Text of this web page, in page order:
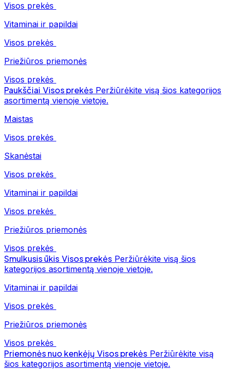
Visos prekės
Vitaminai ir papildai
Visos prekės
Priežiūros priemonės
Visos prekės
Paukščiai Visos prekės Peržiūrėkite visą šios kategorijos
asortimentą vienoje vietoje.
Maistas
Visos prekės
Skanėstai
Visos prekės
Vitaminai ir papildai
Visos prekės
Priežiūros priemonės
Visos prekės
Smulkusis ūkis Visos prekės Peržiūrėkite visą šios
kategorijos asortimentą vienoje vietoje.
Vitaminai ir papildai
Visos prekės
Priežiūros priemonės
Visos prekės
Priemonės nuo kenkėjų Visos prekės Peržiūrėkite visą
šios kategorijos asortimentą vienoje vietoje.